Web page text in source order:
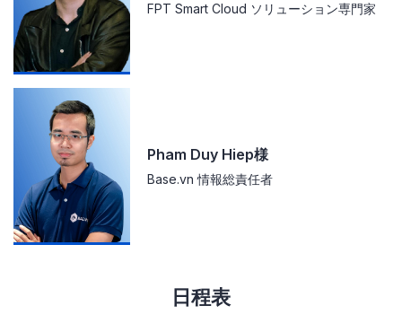
FPT Smart Cloud ソリューション専門家
Pham Duy Hiep様
Base.vn 情報総責任者
日程表